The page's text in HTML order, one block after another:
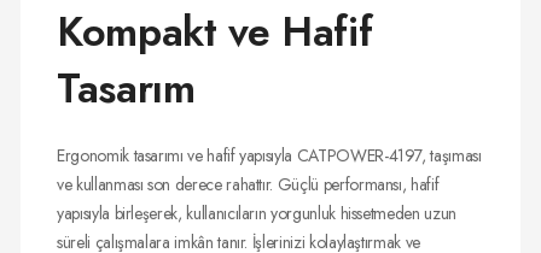
Kompakt ve Hafif
Tasarım
Ergonomik tasarımı ve hafif yapısıyla CATPOWER-4197, taşıması
ve kullanması son derece rahattır. Güçlü performansı, hafif
yapısıyla birleşerek, kullanıcıların yorgunluk hissetmeden uzun
süreli çalışmalara imkân tanır. İşlerinizi kolaylaştırmak ve